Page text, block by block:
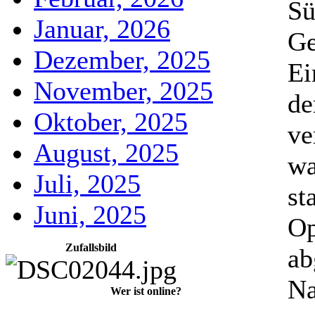
Januar, 2026
Dezember, 2025
November, 2025
Oktober, 2025
August, 2025
Juli, 2025
Juni, 2025
Zufallsbild
Wer ist online?